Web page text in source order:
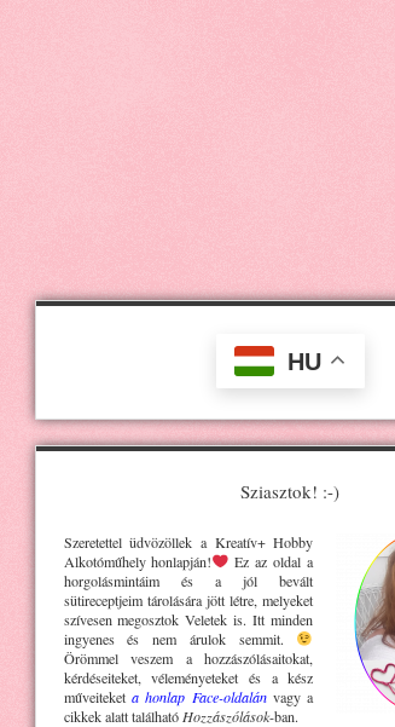
HU
Sziasztok! :-)
Szeretettel üdvözöllek a Kreatív+ Hobby
Alkotóműhelyhonlapján!
Ez az oldal a
horgolásmintáim és a jól bevált
sütireceptjeim tárolására jött létre, melyeket
szívesen megosztok Veletek is. Itt minden
ingyenes és nem árulok semmit.
Örömmel veszem a hozzászólásaitokat,
kérdéseiteket, véleményeteket és a kész
műveiteket a honlap Face-oldalánvagy a
cikkek alatt található Hozzászólások-ban.